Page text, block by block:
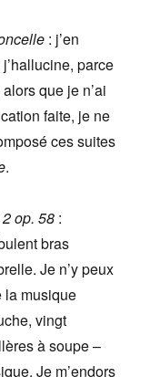
: j’en
parce
que je n’ai
faite, je ne
ces suites
.
op. 58 :
bras
Je n’y peux
la musique
vingt
à soupe –
Je m’endors